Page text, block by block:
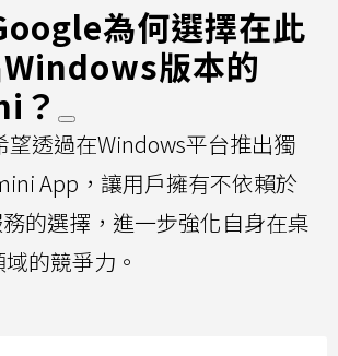
為何選擇在此
版本的
？
望透過在Windows平台推出獨
App，讓用戶擁有不依賴於
的選擇，進一步強化自身在桌
的競爭力。